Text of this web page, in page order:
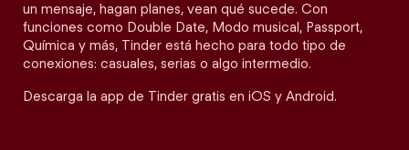
un mensaje, hagan planes, vean qué sucede. Con
funciones como Double Date, Modo musical, Passport,
Química y más, Tinder está hecho para todo tipo de
conexiones: casuales, serias o algo intermedio.
Descarga la app de Tinder gratis en iOS y Android.